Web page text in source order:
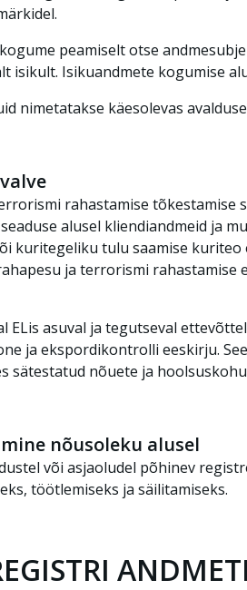
peamiselt otse
isikult. Isikuandmete kogumise
nimetatakse käesolevas
rahastamise tõkestamise
alusel kliendiandmeid ja
kuritegeliku tulu saamise
ja terrorismi rahastamise
ELis asuval ja tegutseval
ja ekspordikontrolli eeskirju.
sätestatud nõuete ja
nõusoleku alusel
või asjaoludel põhinev
töötlemiseks ja säilitamiseks.